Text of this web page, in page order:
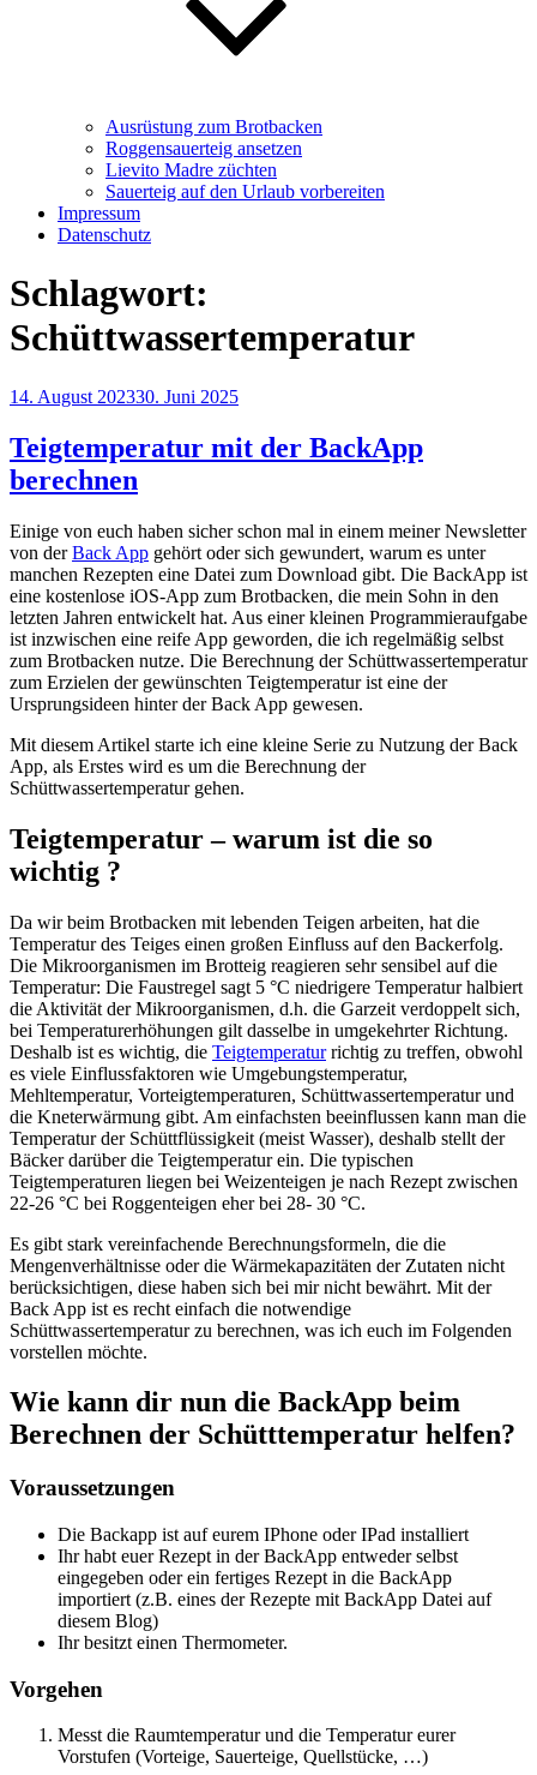
Ausrüstung zum Brotbacken
Roggensauerteig ansetzen
Lievito Madre züchten
Sauerteig auf den Urlaub vorbereiten
Impressum
Datenschutz
Schlagwort:
Schüttwassertemperatur
Veröffentlicht
14. August 202330. Juni 2025
Teigtemperatur mit der BackApp
berechnen
Einige von euch haben sicher schon mal in einem meiner Newsletter
von derBack App gehört oder sich gewundert, warum es unter
manchen Rezepten eine Datei zum Download gibt. Die BackApp ist
eine kostenlose iOS-App zum Brotbacken, die mein Sohn in den
letzten Jahren entwickelt hat. Aus einer kleinen Programmieraufgabe
ist inzwischen eine reife App geworden, die ich regelmäßig selbst
zum Brotbacken nutze. Die Berechnung der Schüttwassertemperatur
zum Erzielen der gewünschten Teigtemperatur ist eine der
Ursprungsideen hinter der Back App gewesen.
Mit diesem Artikel starte ich eine kleine Serie zu Nutzung der Back
App, als Erstes wird es um die Berechnung der
Schüttwassertemperatur gehen.
Teigtemperatur – warum ist die so
wichtig ?
Da wir beim Brotbacken mit lebenden Teigen arbeiten, hat die
Temperatur des Teiges einen großen Einfluss auf den Backerfolg.
Die Mikroorganismen im Brotteig reagieren sehr sensibel auf die
Temperatur: Die Faustregel sagt 5 °C niedrigere Temperatur halbiert
die Aktivität der Mikroorganismen, d.h. die Garzeit verdoppelt sich,
bei Temperaturerhöhungen gilt dasselbe in umgekehrter Richtung.
Deshalb ist es wichtig, die Teigtemperaturrichtig zu treffen, obwohl
es viele Einflussfaktoren wie Umgebungstemperatur,
Mehltemperatur, Vorteigtemperaturen, Schüttwassertemperatur und
die Kneterwärmung gibt. Am einfachsten beeinflussen kann man die
Temperatur der Schüttflüssigkeit (meist Wasser), deshalb stellt der
Bäcker darüber die Teigtemperatur ein. Die typischen
Teigtemperaturen liegen bei Weizenteigen je nach Rezept zwischen
22-26 °C bei Roggenteigen eher bei 28- 30 °C.
Es gibt stark vereinfachende Berechnungsformeln, die die
Mengenverhältnisse oder die Wärmekapazitäten der Zutaten nicht
berücksichtigen, diese haben sich bei mir nicht bewährt. Mit der
Back App ist es recht einfach die notwendige
Schüttwassertemperatur zu berechnen, was ich euch im Folgenden
vorstellen möchte.
Wie kann dir nun die BackApp beim
Berechnen der Schütttemperatur helfen?
Voraussetzungen
Die Backapp ist auf eurem IPhone oder IPad installiert
Ihr habt euer Rezept in der BackApp entweder selbst
eingegeben oder ein fertiges Rezept in die BackApp
importiert (z.B. eines der Rezepte mit BackApp Datei auf
diesem Blog)
Ihr besitzt einen Thermometer.
Vorgehen
Messt die Raumtemperatur und die Temperatur eurer
Vorstufen (Vorteige, Sauerteige, Quellstücke, …)